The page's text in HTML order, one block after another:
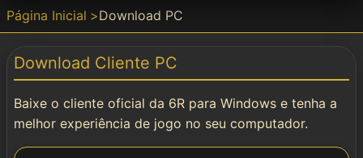
Baixar
Instalar
🌐 Social & Contato
Página Inicial Download PC
Download Cliente PC
Baixe o cliente oficial da 6R para Windows e tenha a
melhor experiência de jogo no seu computador.